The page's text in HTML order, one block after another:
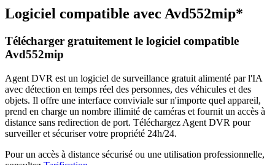
Logiciel compatible avec Avd552mip*
Télécharger gratuitement le logiciel compatible
Avd552mip
Agent DVR est un logiciel de surveillance gratuit alimenté par l'IA
avec détection en temps réel des personnes, des véhicules et des
objets. Il offre une interface conviviale sur n'importe quel appareil,
prend en charge un nombre illimité de caméras et fournit un accès à
distance sans redirection de port. Téléchargez Agent DVR pour
surveiller et sécuriser votre propriété 24h/24.
Pour un accès à distance sécurisé ou une utilisation professionnelle,